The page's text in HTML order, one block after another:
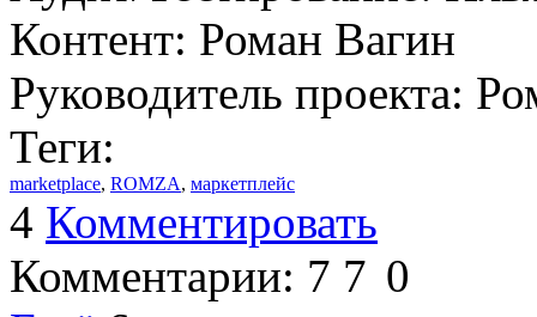
Контент: Роман Вагин
Руководитель проекта:
Теги:
marketplace, ROMZA, маркетплейс
4 Комментировать
Комментарии: 7 7 0